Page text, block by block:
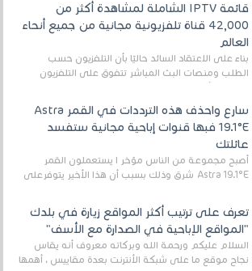
قائمة IPTV الشاملة لمشاهدة أكثر من
42,000 قناة تلفزيونية مجانية من جميع أنحاء
العالم
بناءً على الاعتقاد السائد حاليًا بأن التلفزيون حسب
الطلب ومنصات البث المباشر تتفوق على التلفزيون
سارع واحذف هذه الترددات في القمر Astra
19.1°E فبها قنوات إباحية مجانية ستفسد
عائلتك
أصبح مجموعة من الناس مؤخر ا يستعملون القمر
Astra 19.1°E شرق وذلك بسبب أن هذا الأخير يتوفرعلى
تعرف على ترتيب أكثر المواقع زيارة في بلدك
"المواقع الإباحية في الصدارة مع الأسف"
السلام عليكم ورحمة الله وبركاته معروف أنه يقاس
نجاح موقع ما على شبكة الأنترنت بعدة مقاييس ، أهمها